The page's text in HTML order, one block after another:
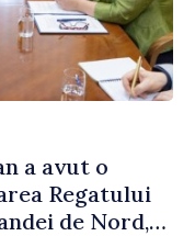
a avut o
Regatului
de Nord,